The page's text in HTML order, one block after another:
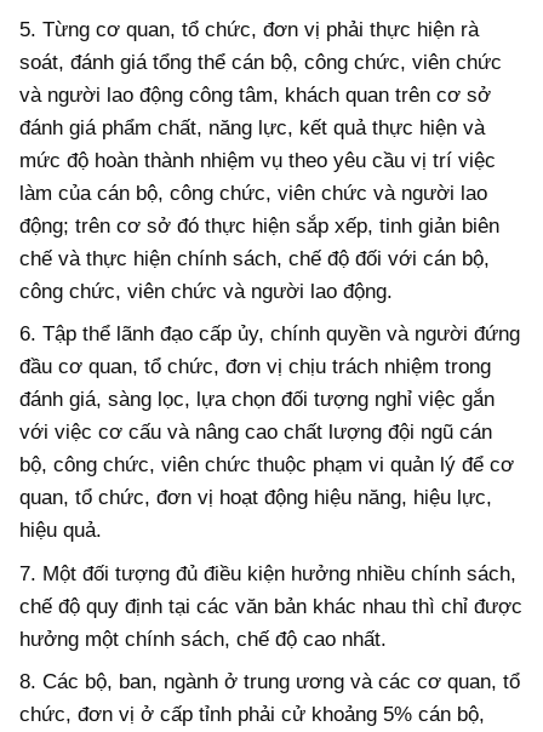
5. Từng cơ quan, tổ chức, đơn vị phải thực hiện rà
soát, đánh giá tổng thể cán bộ, công chức, viên chức
và người lao động công tâm, khách quan trên cơ sở
đánh giá phẩm chất, năng lực, kết quả thực hiện và
mức độ hoàn thành nhiệm vụ theo yêu cầu vị trí việc
làm của cán bộ, công chức, viên chức và người lao
động; trên cơ sở đó thực hiện sắp xếp, tinh giản biên
chế và thực hiện chính sách, chế độ đối với cán bộ,
công chức, viên chức và người lao động.
6. Tập thể lãnh đạo cấp ủy, chính quyền và người đứng
đầu cơ quan, tổ chức, đơn vị chịu trách nhiệm trong
đánh giá, sàng lọc, lựa chọn đối tượng nghỉ việc gắn
với việc cơ cấu và nâng cao chất lượng đội ngũ cán
bộ, công chức, viên chức thuộc phạm vi quản lý để cơ
quan, tổ chức, đơn vị hoạt động hiệu năng, hiệu lực,
hiệu quả.
7. Một đối tượng đủ điều kiện hưởng nhiều chính sách,
chế độ quy định tại các văn bản khác nhau thì chỉ được
hưởng một chính sách, chế độ cao nhất.
8. Các bộ, ban, ngành ở trung ương và các cơ quan, tổ
chức, đơn vị ở cấp tỉnh phải cử khoảng 5% cán bộ,